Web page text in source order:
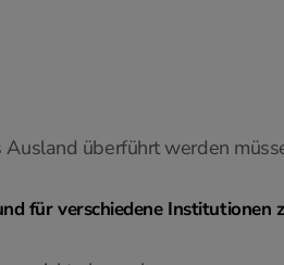
überführt werden
für verschiedene Institutionen